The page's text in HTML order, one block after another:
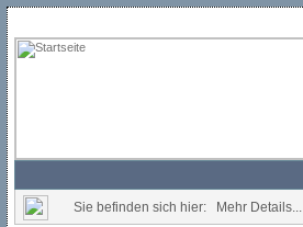
Sie befinden sich hier: Mehr Details...